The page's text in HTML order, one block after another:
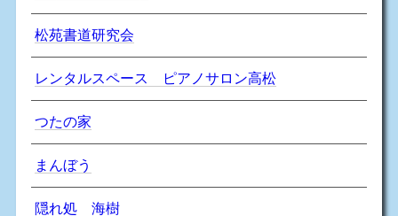
松苑書道研究会
レンタルスペース ピアノサロン高松
つたの家
まんぼう
隠れ処 海樹